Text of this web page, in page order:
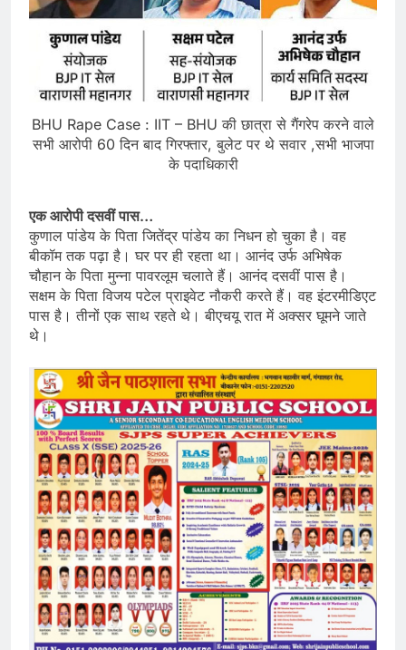
BHU Rape Case : IIT – BHU की छात्रा से गैंगरेप करने वाले
सभी आरोपी 60 दिन बाद गिरफ्तार, बुलेट पर थे सवार ,सभी भाजपा
के पदाधिकारी
एक आरोपी दसवीं पास…
कुणाल पांडेय के पिता जितेंद्र पांडेय का निधन हो चुका है। वह
बीकॉम तक पढ़ा है। घर पर ही रहता था। आनंद उर्फ अभिषेक
चौहान के पिता मुन्ना पावरलूम चलाते हैं। आनंद दसवीं पास है।
सक्षम के पिता विजय पटेल प्राइवेट नौकरी करते हैं। वह इंटरमीडिएट
पास है। तीनों एक साथ रहते थे। बीएचयू रात में अक्सर घूमने जाते
थे।